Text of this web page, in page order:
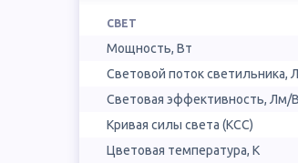
СВЕТ
Мощность, Вт
Световой поток светильника,
Световая эффективность, Лм/
Кривая силы света (КСС)
Цветовая температура, К